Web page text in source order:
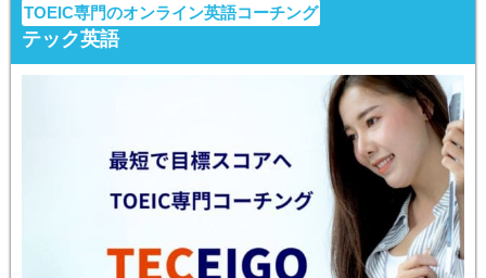
TOEIC専門のオンライン英語コーチング
テック英語